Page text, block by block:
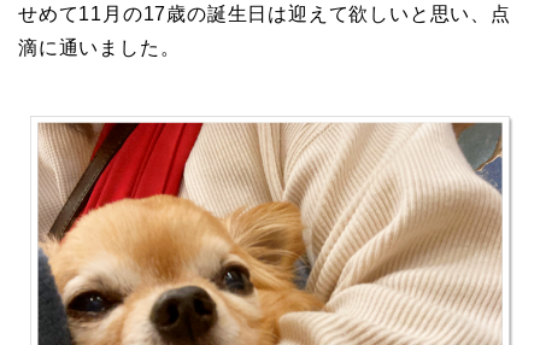
せめて11月の17歳の誕生日は迎えて欲しいと思い、点
滴に通いました。